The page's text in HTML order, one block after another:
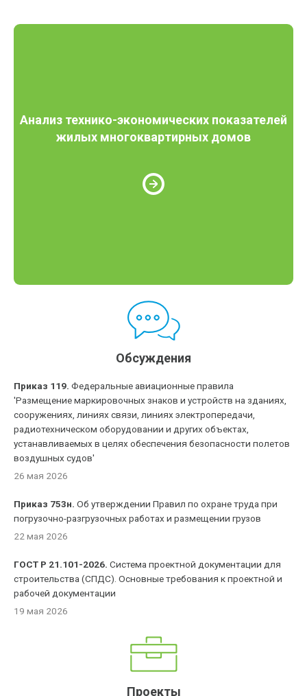
Анализ технико-экономических показателей
жилых многоквартирных домов
Обсуждения
Приказ 119. Федеральные авиационные правила
'Размещение маркировочных знаков и устройств на зданиях,
сооружениях, линиях связи, линиях электропередачи,
радиотехническом оборудовании и других объектах,
устанавливаемых в целях обеспечения безопасности полетов
воздушных судов'
26 мая 2026
Приказ 753н. Об утверждении Правил по охране труда при
погрузочно-разгрузочных работах и размещении грузов
22 мая 2026
ГОСТ Р 21.101-2026. Система проектной документации для
строительства (СПДС). Основные требования к проектной и
рабочей документации
19 мая 2026
Проекты